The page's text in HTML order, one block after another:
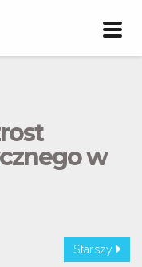
w
Starszy